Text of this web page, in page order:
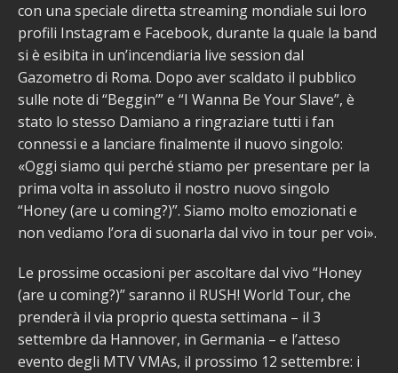
con una speciale diretta streaming mondiale sui loro
profili Instagram e Facebook, durante la quale la band
si è esibita in un’incendiaria live session dal
Gazometro di Roma. Dopo aver scaldato il pubblico
sulle note di “Beggin’” e “I Wanna Be Your Slave”, è
stato lo stesso Damiano a ringraziare tutti i fan
connessi e a lanciare finalmente il nuovo singolo:
«Oggi siamo qui perché stiamo per presentare per la
prima volta in assoluto il nostro nuovo singolo
“Honey (are u coming?)”. Siamo molto emozionati e
non vediamo l’ora di suonarla dal vivo in tour per voi».
Le prossime occasioni per ascoltare dal vivo “Honey
(are u coming?)” saranno il RUSH! World Tour, che
prenderà il via proprio questa settimana – il 3
settembre da Hannover, in Germania – e l’atteso
evento degli MTV VMAs, il prossimo 12 settembre: i